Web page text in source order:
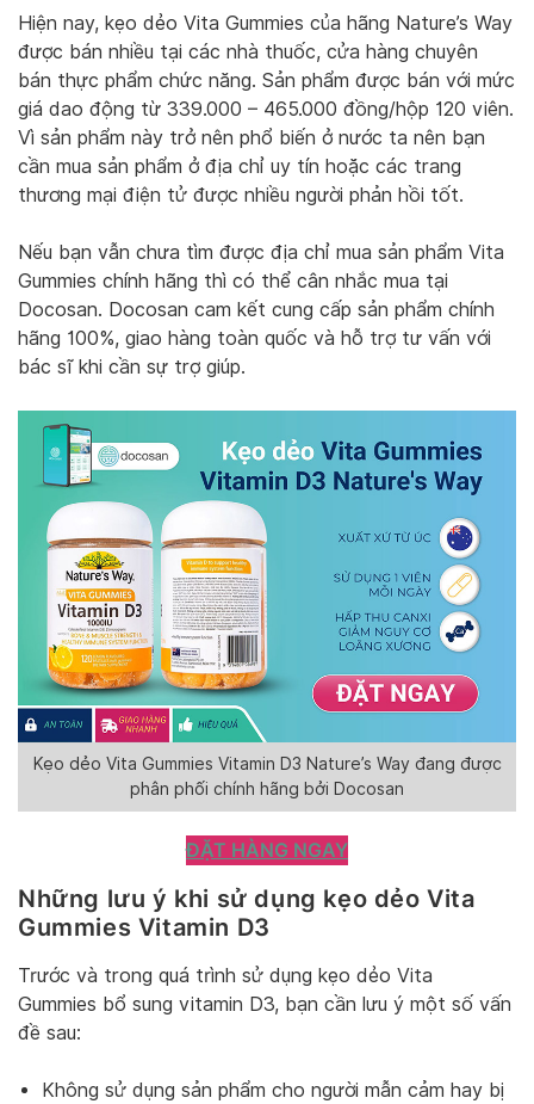
Hiện nay, kẹo dẻo Vita Gummies của hãng Nature’s Way
được bán nhiều tại các nhà thuốc, cửa hàng chuyên
bán thực phẩm chức năng. Sản phẩm được bán với mức
giá dao động từ 339.000 – 465.000 đồng/hộp 120 viên.
Vì sản phẩm này trở nên phổ biến ở nước ta nên bạn
cần mua sản phẩm ở địa chỉ uy tín hoặc các trang
thương mại điện tử được nhiều người phản hồi tốt.
Nếu bạn vẫn chưa tìm được địa chỉ mua sản phẩm Vita
Gummies chính hãng thì có thể cân nhắc mua tại
Docosan. Docosan cam kết cung cấp sản phẩm chính
hãng 100%, giao hàng toàn quốc và hỗ trợ tư vấn với
bác sĩ khi cần sự trợ giúp.
Kẹo dẻo Vita Gummies Vitamin D3 Nature’s Way đang được
phân phối chính hãng bởi Docosan
ĐẶT HÀNG NGAY
Những lưu ý khi sử dụng kẹo dẻo Vita
Gummies Vitamin D3
Trước và trong quá trình sử dụng kẹo dẻo Vita
Gummies bổ sung vitamin D3, bạn cần lưu ý một số vấn
đề sau:
Không sử dụng sản phẩm cho người mẫn cảm hay bị